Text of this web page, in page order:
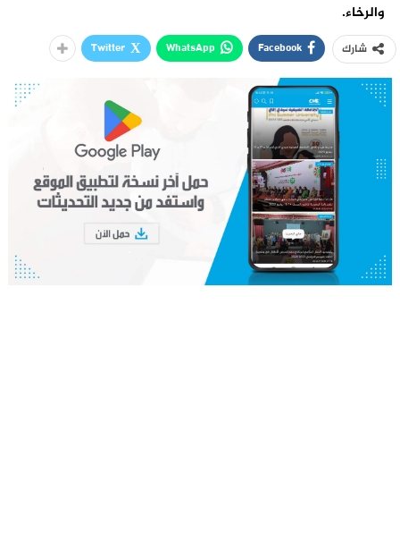
والرخاء.
شارك Facebook
WhatsApp
Twitter